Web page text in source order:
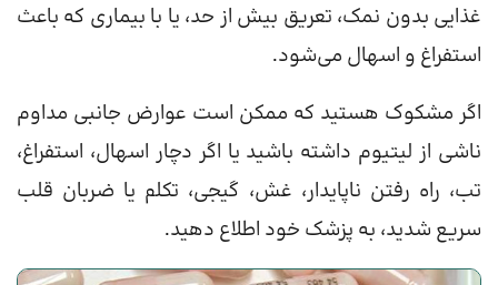
غذایی بدون نمک، تعریق بیش از حد، یا با بیماری که باعث
استفراغ و اسهال می‌شود.
اگر مشکوک هستید که ممکن است عوارض جانبی مداوم
ناشی از لیتیوم داشته باشید یا اگر دچار اسهال، استفراغ،
تب، راه رفتن ناپایدار، غش، گیجی، تکلم یا ضربان قلب
سریع شدید، به پزشک خود اطلاع دهید.